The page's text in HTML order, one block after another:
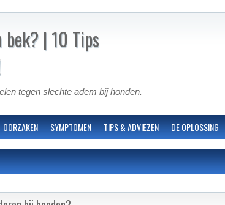
| 10 Tips
tegen slechte adem bij honden.
OORZAKEN SYMPTOMEN TIPS & ADVIEZEN DE OPLOSSING